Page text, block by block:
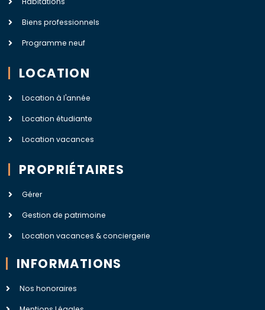
Biens professionnels
Programme neuf
LOCATION
Location à l'année
Location étudiante
Location vacances
PROPRIÉTAIRES
Gérer
Gestion de patrimoine
Location vacances & conciergerie
INFORMATIONS
Nos honoraires